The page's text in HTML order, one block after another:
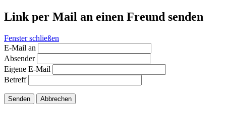
Link per Mail an einen Freund senden
Fenster schließen
E-Mail an
Absender
Eigene E-Mail
Betreff
Senden Abbrechen